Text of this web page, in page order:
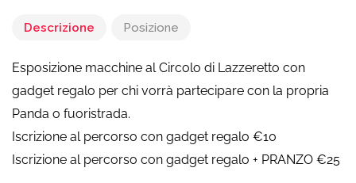
Descrizione Posizione
Esposizione macchine al Circolo di Lazzeretto con
gadget regalo per chi vorrà partecipare con la propria
Panda o fuoristrada.
Iscrizione al percorso con gadget regalo €10
Iscrizione al percorso con gadget regalo + PRANZO €25